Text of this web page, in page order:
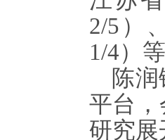
2/5）
1/4）
陈
平台
研究展